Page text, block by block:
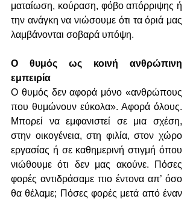
ματαίωση, κούραση, φόβο απόρριψης ή
την ανάγκη να νιώσουμε ότι τα όριά μας
λαμβάνονται σοβαρά υπόψη.
Ο θυμός ως κοινή ανθρώπινη
εμπειρία
Ο θυμός δεν αφορά μόνο «ανθρώπους
που θυμώνουν εύκολα». Αφορά όλους.
Μπορεί να εμφανιστεί σε μια σχέση,
στην οικογένεια, στη φιλία, στον χώρο
εργασίας ή σε καθημερινή στιγμή όπου
νιώθουμε ότι δεν μας ακούνε. Πόσες
φορές αντιδράσαμε πιο έντονα απ’ όσο
θα θέλαμε; Πόσες φορές μετά από έναν